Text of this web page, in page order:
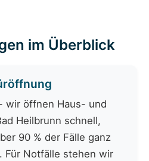
im Überblick
wir öffnen Haus- und
Heilbrunn schnell,
90 % der Fälle ganz
Für Notfälle stehen wir